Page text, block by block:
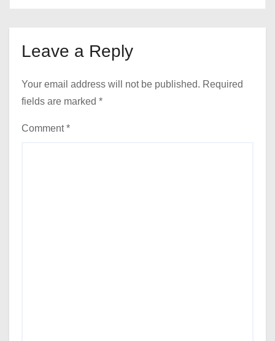
Leave a Reply
Your email address will not be published. Required
fields are marked *
Comment*